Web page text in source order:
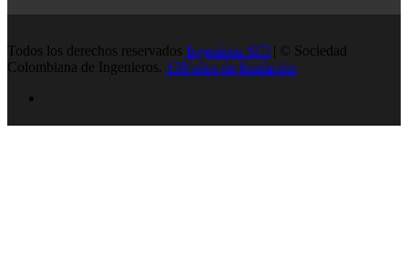
Todos los derechos reservados Ingenieria SCI | © Sociedad
Colombiana de Ingenieros. 138 años de fundación